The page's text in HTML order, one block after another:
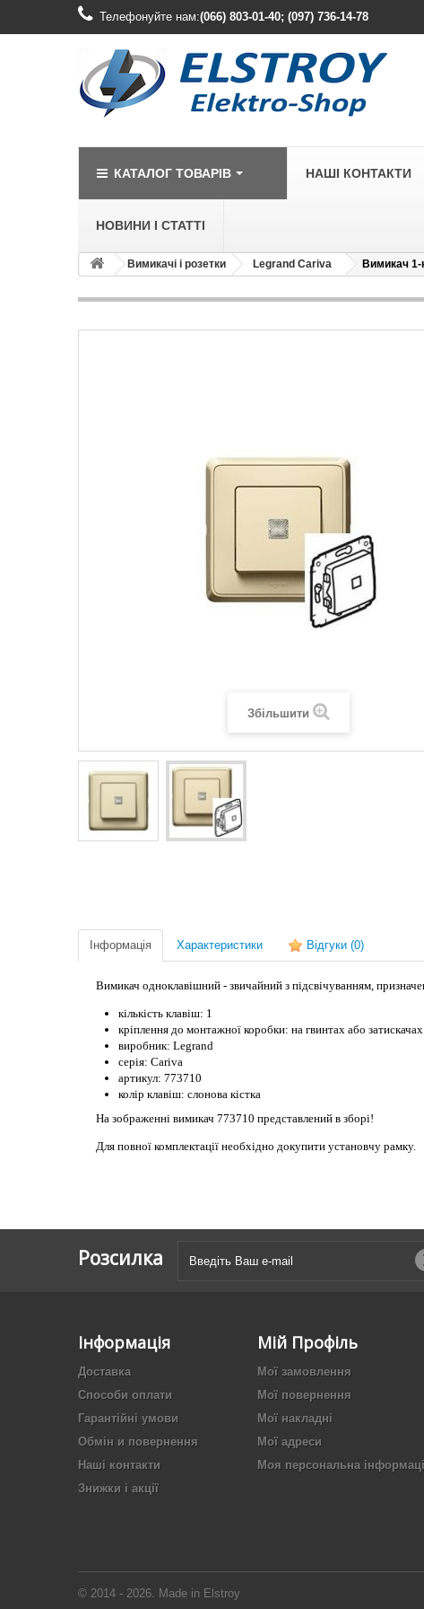
Телефонуйте нам:(066) 803-01-40; (097) 736-14-78
КАТАЛОГ ТОВАРІВ
LEGRAND
Legrand Valena
Legrand Valena Life
НАШІ КОНТАКТИ
НОВИНИ І СТАТТІ
Вимикачі і розетки Legrand Cariva Вимикач 1-
Збільшити
Інформація Характеристики Відгуки (0)
Вимикач одноклавішний - звичайний з підсвічуванням,
кількість клавіш: 1
кріплення до монтажної коробки: на гвинтах або
виробник: Legrand
серія: Cariva
артикул: 773710
колір клавіш: слонова кістка
На зображенні вимикач 773710 представлений в зборі!
Для повної комплектації необхідно докупити установчу рамку.
Розсилка
Інформація
Доставка
Способи оплати
Гарантійні умови
Обмін и повернення
Наші контакти
Знижки і акції
© 2014 - 2026. Made in Elstroy
Мій Профіль
Мої замовлення
Мої повернення
Мої накладні
Мої адреси
Моя персональна